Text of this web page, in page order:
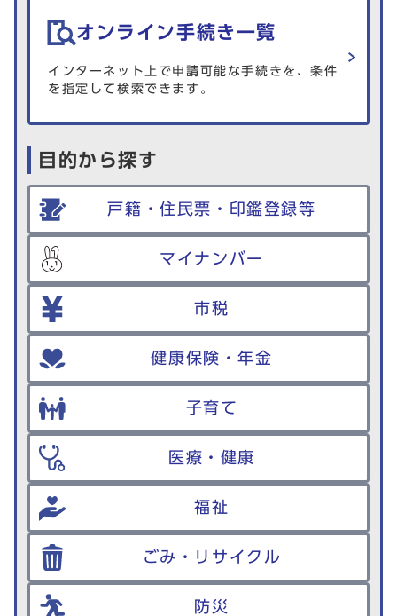
オンライン手続き一覧
インターネット上で申請可能な手続きを、条件
を指定して検索できます。
目的から探す
戸籍・住民票・印鑑登録等
マイナンバー
市税
健康保険・年金
子育て
医療・健康
福祉
ごみ・リサイクル
防災